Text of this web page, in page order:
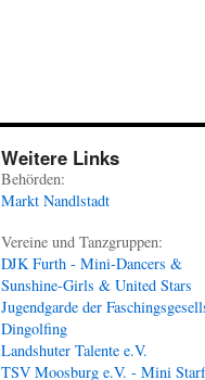
Weitere Links
Behörden:
Markt Nandlstadt
Vereine und Tanzgruppen:
DJK Furth - Mini-Dancers &
Sunshine-Girls & United Stars
Jugendgarde der
Dingolfing
Landshuter Talente e.V.
TSV Moosburg e.V. - Mini